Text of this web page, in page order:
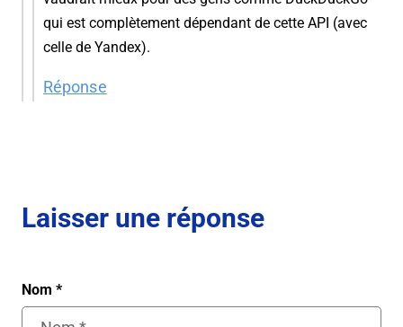
qui est complètement dépendant de cette API (avec
celle de Yandex).
Réponse
Laisser une réponse
Nom *